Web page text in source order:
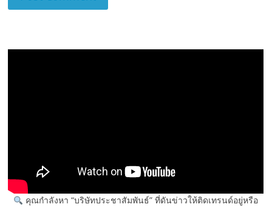
คุณกำลังหา “บริษัทประชาสัมพันธ์” ที่ดันข่าวให้ติดเทรนด์อยู่หรือ